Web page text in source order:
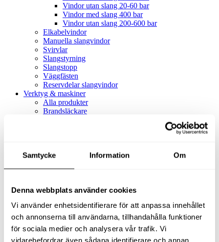
Samtycke Information Om
Denna webbplats använder cookies
Vi använder enhetsidentifierare för att anpassa innehållet
och annonserna till användarna, tillhandahålla funktioner
för sociala medier och analysera vår trafik. Vi
vidarebefordrar även sådana identifierare och annan
Vindor utan slang 20-60 bar
Vindor med slang 400 bar
Vindor utan slang 200-600 bar
Elkabelvindor
Manuella slangvindor
Svirvlar
Slangstyrning
Slangstopp
Väggfästen
Reservdelar slangvindor
Verktyg & maskiner
Alla produkter
Brandsläckare
Alla produkter
Slangfäste
Textil- & Våtdammsugare
Tillbehör Textil- & våtdammsugare
Adaptrar
Dammsugare